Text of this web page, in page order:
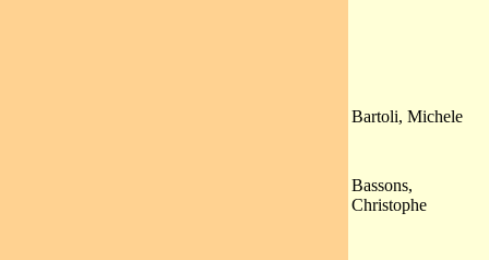
Bartoli, Michele
Bassons,
Christophe